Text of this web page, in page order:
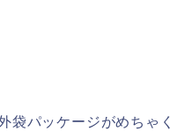
袋パッケージがめちゃ